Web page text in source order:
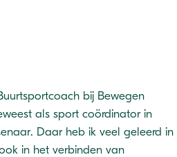
bij Bewegen
als sport coördinator in
Daar heb ik veel geleerd in
in het verbinden van